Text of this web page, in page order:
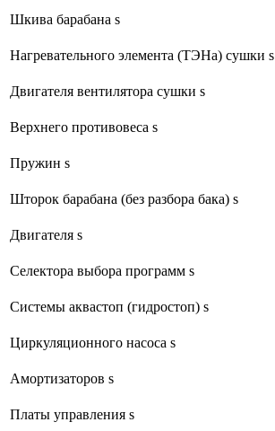
Шкива барабана s
Нагревательного элемента (ТЭНа) сушки s
Двигателя вентилятора сушки s
Верхнего противовеса s
Пружин s
Шторок барабана (без разбора бака) s
Двигателя s
Селектора выбора программ s
Системы аквастоп (гидростоп) s
Циркуляционного насоса s
Амортизаторов s
Платы управления s